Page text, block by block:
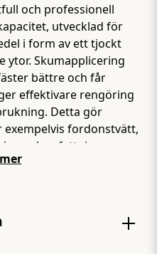
och professionell
utvecklad för
i form av ett tjockt
ytor. Skumapplicering
bättre och får
effektivare rengöring
Detta gör
fordonstvätt,
och avfettning.
tåla kemikalier inom
gör att användaren
vilket ger hög